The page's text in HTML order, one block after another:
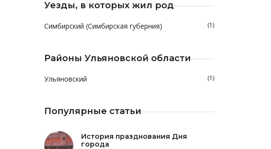
Уезды, в которых жил род
Симбирский (Симбирская губерния) (1)
Районы Ульяновской области
Ульяновский (1)
Популярные статьи
История празднования Дня
города